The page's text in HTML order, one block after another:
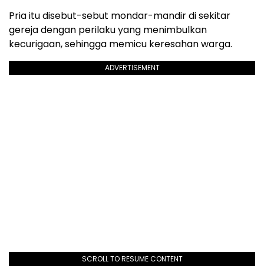
Pria itu disebut-sebut mondar-mandir di sekitar
gereja dengan perilaku yang menimbulkan
kecurigaan, sehingga memicu keresahan warga.
ADVERTISEMENT
SCROLL TO RESUME CONTENT